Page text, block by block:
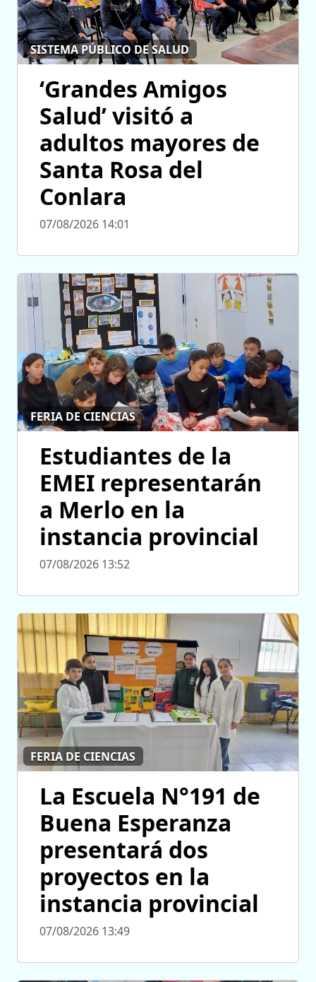
SISTEMA PÚBLICO DE SALUD
‘Grandes Amigos
Salud’ visitó a
adultos mayores de
Santa Rosa del
Conlara
07/08/2026 14:01
FERIA DE CIENCIAS
Estudiantes de la
EMEI representarán
a Merlo en la
instancia provincial
07/08/2026 13:52
FERIA DE CIENCIAS
La Escuela N°191 de
Buena Esperanza
presentará dos
proyectos en la
instancia provincial
07/08/2026 13:49